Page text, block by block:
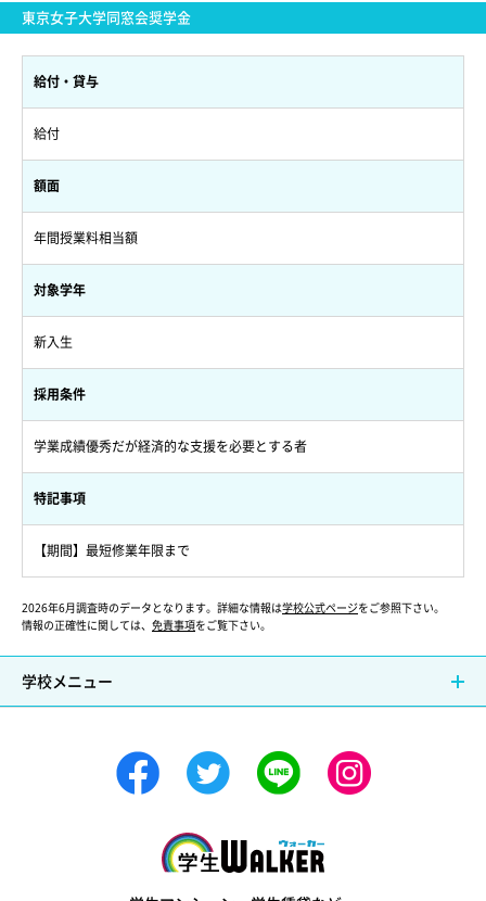
東京女子大学同窓会奨学金
給付・貸与
給付
額面
年間授業料相当額
対象学年
新入生
採用条件
学業成績優秀だが経済的な支援を必要とする者
特記事項
【期間】最短修業年限まで
2026年6月調査時のデータとなります。詳細な情報は学校公式ページをご参照下さい。
情報の正確性に関しては、 免責事項をご覧下さい。
学校メニュー